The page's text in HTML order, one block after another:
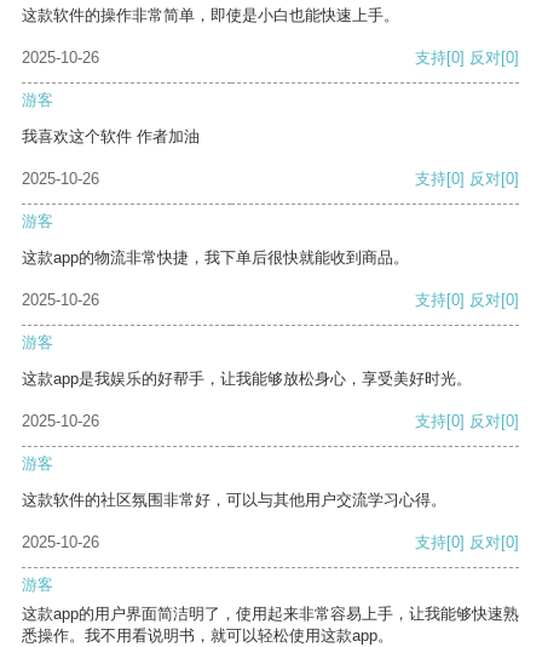
这款软件的操作非常简单，即使是小白也能快速上手。
2025-10-26 支持[0] 反对[0]
游客
我喜欢这个软件 作者加油
2025-10-26 支持[0] 反对[0]
游客
这款app的物流非常快捷，我下单后很快就能收到商品。
2025-10-26 支持[0] 反对[0]
游客
这款app是我娱乐的好帮手，让我能够放松身心，享受美好时光。
2025-10-26 支持[0] 反对[0]
游客
这款软件的社区氛围非常好，可以与其他用户交流学习心得。
2025-10-26 支持[0] 反对[0]
游客
这款app的用户界面简洁明了，使用起来非常容易上手，让我能够快速熟
悉操作。我不用看说明书，就可以轻松使用这款app。